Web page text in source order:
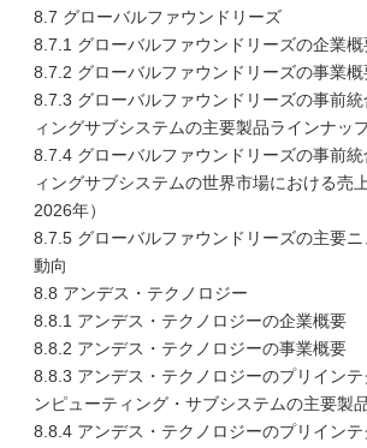
8.7 グローバルファウンドリーズ
8.7.1 グローバルファウンドリーズの企業概
8.7.2 グローバルファウンドリーズの事業概
8.7.3 グローバルファウンドリーズの事前
ィングサブシステムの主要製品ラインナッ
8.7.4 グローバルファウンドリーズの事前
ィングサブシステムの世界市場における売
2026年）
8.7.5 グローバルファウンドリーズの主要
動向
8.8 アンデス・テクノロジー
8.8.1 アンデス・テクノロジーの企業概要
8.8.2 アンデス・テクノロジーの事業概要
8.8.3 アンデス・テクノロジーのプリイン
ンピューティング・サブシステムの主要製
8.8.4 アンデス・テクノロジーのプリイン